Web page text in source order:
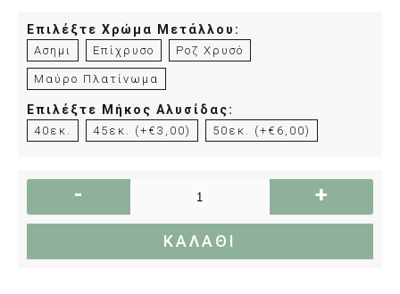
Επιλέξτε Χρώμα Μετάλλου:
Ασημι Επίχρυσο Ροζ Χρυσό
Μαύρο Πλατίνωμα
Επιλέξτε Μήκος Αλυσίδας:
40εκ. 45εκ. (+€3,00) 50εκ. (+€6,00)
- +
ΚΑΛΆΘΙ